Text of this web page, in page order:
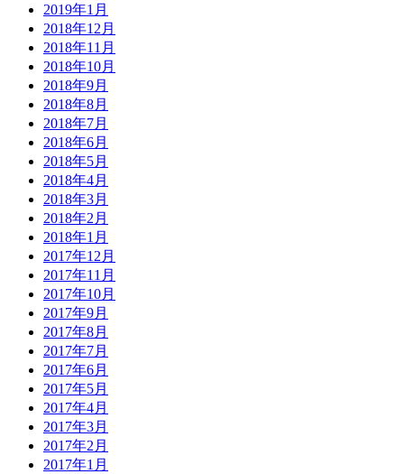
2019年1月
2018年12月
2018年11月
2018年10月
2018年9月
2018年8月
2018年7月
2018年6月
2018年5月
2018年4月
2018年3月
2018年2月
2018年1月
2017年12月
2017年11月
2017年10月
2017年9月
2017年8月
2017年7月
2017年6月
2017年5月
2017年4月
2017年3月
2017年2月
2017年1月